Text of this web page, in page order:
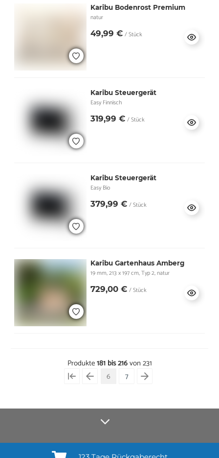
Karibu Bodenrost Premium
natur
49,99 € / Stück
Karibu Steuergerät
Easy Finnisch
319,99 € / Stück
Karibu Steuergerät
Easy Bio
379,99 € / Stück
Karibu Gartenhaus Amberg
19 mm, 213 x 197 cm, Typ 2, natur
729,00 € / Stück
Produkte181 bis 216von 231
6
7